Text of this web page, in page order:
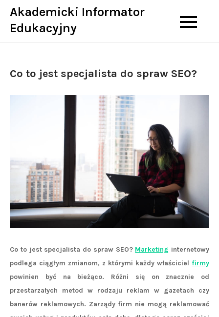
Skip
content
Akademicki Informator
Edukacyjny
Co to jest specjalista do spraw SEO?
Co to jest specjalista do spraw SEO? Marketing internetowy
podlega ciągłym zmianom, z którymi każdy właściciel firmy
powinien być na bieżąco. Różni się on znacznie od
przestarzałych metod w rodzaju reklam w gazetach czy
banerów reklamowych. Zarządy firm nie mogą reklamować